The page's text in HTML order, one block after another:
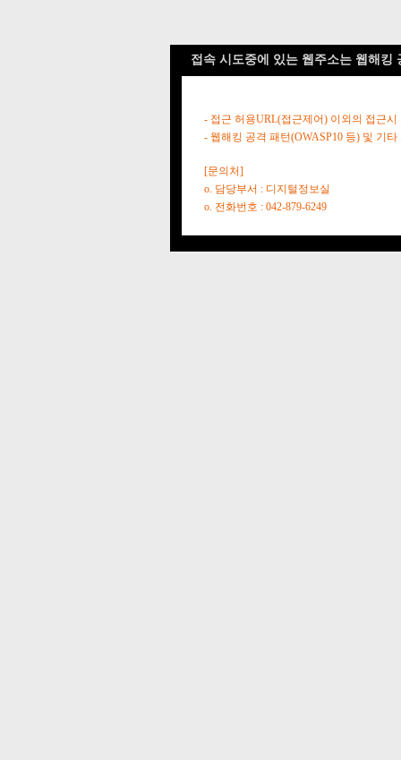
접속 시도중에 있는 웹주소는 웹해킹
- 접근 허용URL(접근제어) 이외의 접근시
- 웹해킹 공격 패턴(OWASP10 등) 및 기
[문의처]
o. 담당부서 : 디지털정보실
o. 전화번호 : 042-879-6249